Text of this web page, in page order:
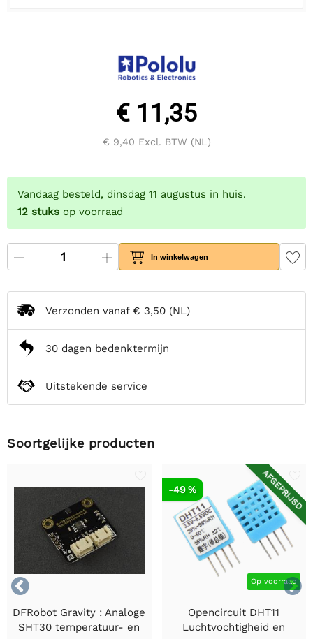
€ 11,35
€ 9,40 Excl. BTW (NL)
Vandaag besteld, dinsdag 11 augustus in huis.
12 stuks op voorraad
In winkelwagen
Verzonden vanaf € 3,50 (NL)
30 dagen bedenktermijn
Uitstekende service
Soortgelijke producten


DFRobot Gravity : Analoge
SHT30 temperatuur- en
AFGEPRIJSD
Op voorraad
-49 %
Opencircuit DHT11
Luchtvochtigheid en